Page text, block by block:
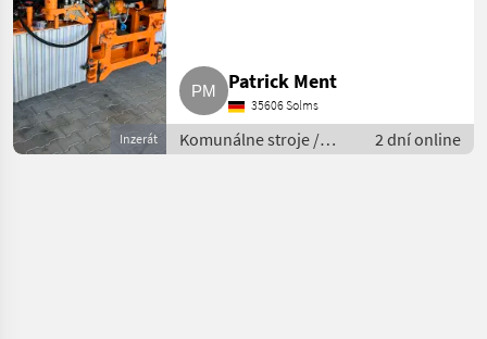
Inzerát
Patrick Ment
35606 Solms
Komunálne stroje /
Spádová kosačka
2 dní online